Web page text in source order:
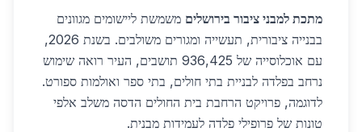
מתכת למבני ציבור בירושלים משמשת ליישומים מגוונים
בבנייה ציבורית, תעשייה ומגורים משולבים. בשנת 2026,
עם אוכלוסייה של 936,425 תושבים, העיר רואה שימוש
נרחב בפלדה לבניית בתי חולים, בתי ספר ואולמות ספורט.
לדוגמה, פרויקט הרחבת בית החולים הדסה משלב אלפי
טונות של פרופילי פלדה לעמידות מבנית.